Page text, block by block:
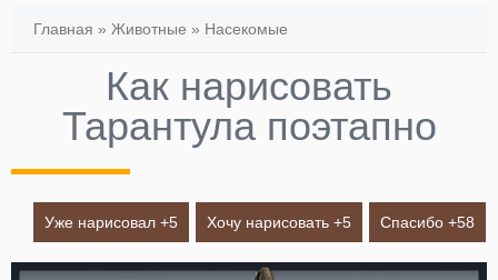
Главная » Животные » Насекомые
Как нарисовать
Тарантула поэтапно
Уже нарисовал +5 Хочу нарисовать +5 Спасибо +58